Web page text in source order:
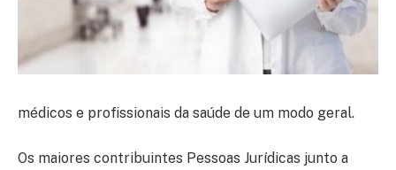
médicos e profissionais da saúde de um modo geral.
Os maiores contribuintes Pessoas Jurídicas junto a